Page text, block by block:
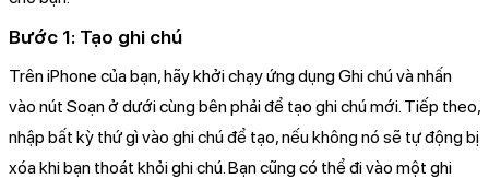
Bước 1: Tạo ghi chú
Trên iPhone của bạn, hãy khởi chạy ứng dụng Ghi chú và nhấn
vào nút Soạn ở dưới cùng bên phải để tạo ghi chú mới. Tiếp theo,
nhập bất kỳ thứ gì vào ghi chú để tạo, nếu không nó sẽ tự động bị
xóa khi bạn thoát khỏi ghi chú. Bạn cũng có thể đi vào một ghi